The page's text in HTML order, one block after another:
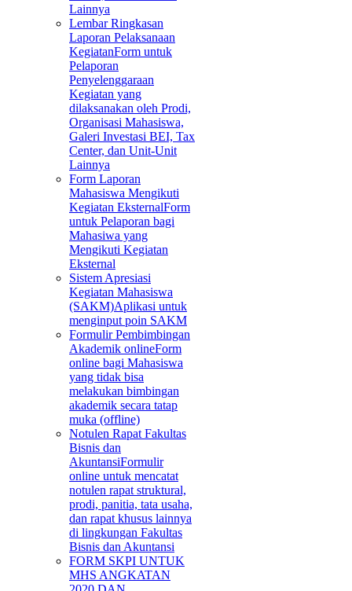
Lainnya
Lembar Ringkasan
Laporan Pelaksanaan
KegiatanForm untuk
Pelaporan
Penyelenggaraan
Kegiatan yang
dilaksanakan oleh Prodi,
Organisasi Mahasiswa,
Galeri Investasi BEI, Tax
Center, dan Unit-Unit
Lainnya
Form Laporan
Mahasiswa Mengikuti
Kegiatan EksternalForm
untuk Pelaporan bagi
Mahasiwa yang
Mengikuti Kegiatan
Eksternal
Sistem Apresiasi
Kegiatan Mahasiswa
(SAKM)Aplikasi untuk
menginput poin SAKM
Formulir Pembimbingan
Akademik onlineForm
online bagi Mahasiswa
yang tidak bisa
melakukan bimbingan
akademik secara tatap
muka (offline)
Notulen Rapat Fakultas
Bisnis dan
AkuntansiFormulir
online untuk mencatat
notulen rapat struktural,
prodi, panitia, tata usaha,
dan rapat khusus lainnya
di lingkungan Fakultas
Bisnis dan Akuntansi
FORM SKPI UNTUK
MHS ANGKATAN